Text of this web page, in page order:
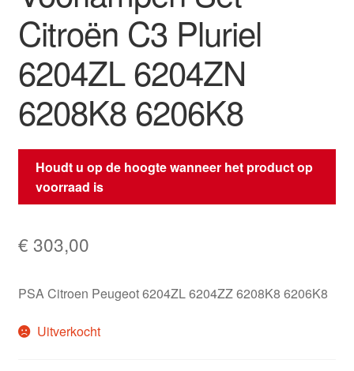
Citroën C3 Pluriel
6204ZL 6204ZN
6208K8 6206K8
Houdt u op de hoogte wanneer het product op
voorraad is
€ 303,00
PSA Citroen Peugeot 6204ZL 6204ZZ 6208K8 6206K8
Uitverkocht